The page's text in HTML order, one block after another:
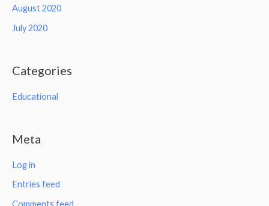
August 2020
July 2020
Categories
Educational
Meta
Log in
Entries feed
Comments feed